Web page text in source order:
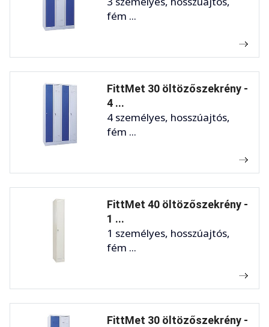
fém ...
FittMet 30 öltözőszekrény -
4 ...
4 személyes, hosszúajtós,
fém ...
FittMet 40 öltözőszekrény -
1 ...
1 személyes, hosszúajtós,
fém ...
FittMet 30 öltözőszekrény -